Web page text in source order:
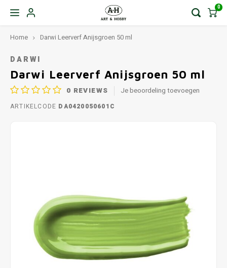
0
Home Darwi Leerverf Anijsgroen 50 ml
DARWI
Darwi Leerverf Anijsgroen 50 ml
0 REVIEWS Je beoordeling toevoegen
ARTIKELCODE DA0420050601C